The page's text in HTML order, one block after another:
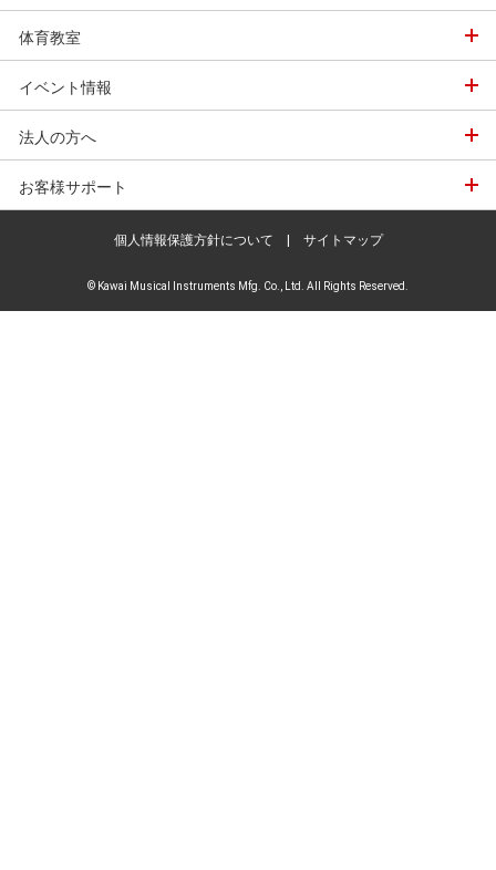
体育教室
イベント情報
法人の方へ
お客様サポート
個人情報保護方針について サイトマップ
© Kawai Musical Instruments Mfg. Co., Ltd. All Rights Reserved.